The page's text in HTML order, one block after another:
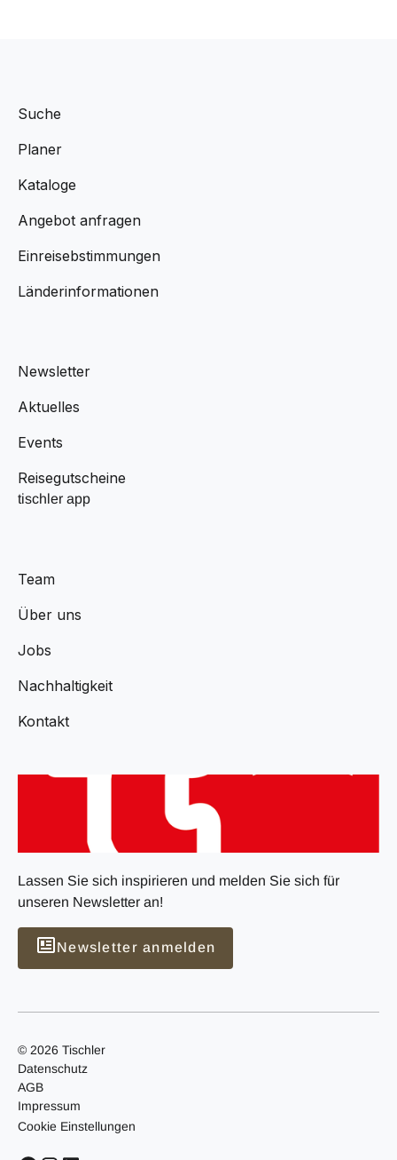
Suche
Planer
Kataloge
Angebot anfragen
Einreisebstimmungen
Länderinformationen
Newsletter
Aktuelles
Events
Reisegutscheine
tischler app
Team
Über uns
Jobs
Nachhaltigkeit
Kontakt
Lassen Sie sich inspirieren und melden Sie sich für
unseren Newsletter an!
Newsletter anmelden
© 2026 Tischler
Datenschutz
AGB
Impressum
Cookie Einstellungen